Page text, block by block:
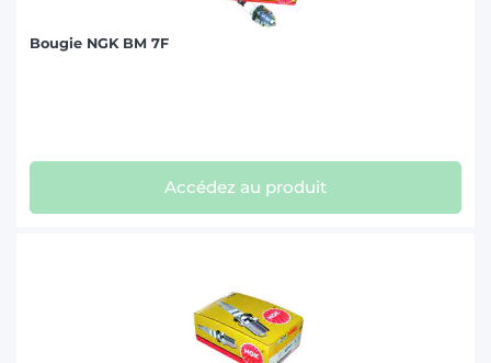
Bougie NGK BM 7F
Accédez au produit